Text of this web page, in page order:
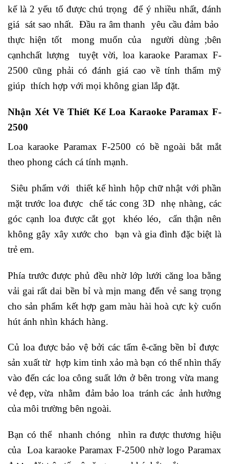
kế là 2 yếu tố được chú trọng để ý nhiều nhất, đánh
giá sát sao nhất. Đầu ra âm thanh yêu cầu đảm bảo
thực hiện tốt mong muốn của người dùng ;bên
cạnhchất lượng tuyệt vời, loa karaoke Paramax F-
2500 cũng phải có đánh giá cao về tính thẩm mỹ
giúp thích hợp với mọi không gian lắp đặt.
Nhận Xét Về Thiết Kế Loa Karaoke Paramax F-
2500
Loa karaoke Paramax F-2500 có bề ngoài bắt mắt
theo phong cách cá tính mạnh.
Siêu phẩm với thiết kế hình hộp chữ nhật với phần
mặt trước loa được chế tác cong 3D nhẹ nhàng, các
góc cạnh loa được cắt gọt khéo léo, cẩn thận nên
không gây xây xước cho bạn và gia đình đặc biệt là
trẻ em.
Phía trước được phủ đều nhờ lớp lưới căng loa bằng
vải gai rất dai bền bỉ và mịn mang đến vẻ sang trọng
cho sản phẩm kết hợp gam màu hài hoà cực kỳ cuốn
hút ánh nhìn khách hàng.
Củ loa được bảo vệ bởi các tấm ê-căng bền bỉ được
sản xuất từ hợp kim tinh xảo mà bạn có thể nhìn thấy
vào đến các loa công suất lớn ở bên trong vừa mang
vẻ đẹp, vừa nhằm đảm bảo loa tránh các ảnh hưởng
của môi trường bên ngoài.
Bạn có thể nhanh chóng nhìn ra được thương hiệu
của Loa karaoke Paramax F-2500 nhờ logo Paramax